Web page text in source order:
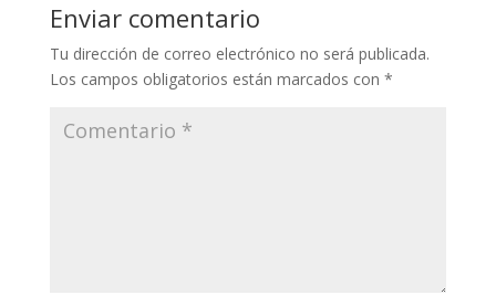
Enviar comentario
Tu dirección de correo electrónico no será publicada.
Los campos obligatorios están marcados con *